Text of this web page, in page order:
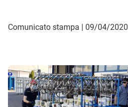
Comunicato stampa | 09/04/2020